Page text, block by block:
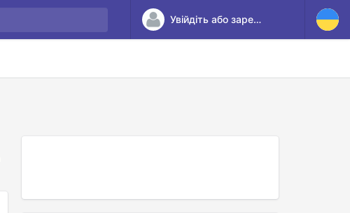
Увійдіть або зареєструйтесь